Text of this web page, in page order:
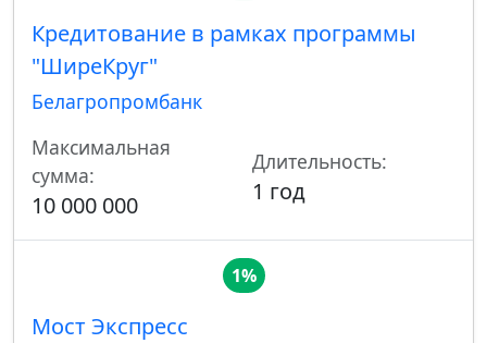
Кредитование в рамках программы
"ШиреКруг"
Белагропромбанк
Максимальная
сумма:
10 000 000
Длительность:
1 год
1%
Мост Экспресс